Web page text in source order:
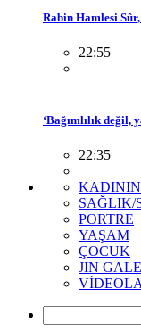
Rabin Hamlesi
22:55
‘Bağımlılık değil,
22:35
SAĞLIK/
PORTRE
YAŞAM
ÇOCUK
JIN